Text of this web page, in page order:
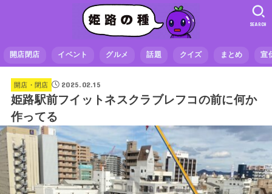
開店閉店 イベント グルメ 話題 クイズ まとめ 宣
SEARCH
開店・閉店 2025.02.15
姫路駅前フイットネスクラブレフコの前に何か
作ってる